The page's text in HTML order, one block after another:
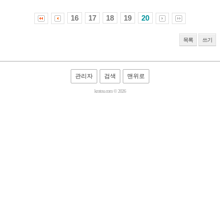
16 17 18 19 20
목록 쓰기
관리자 검색 맨위로
kmtou.com © 2026